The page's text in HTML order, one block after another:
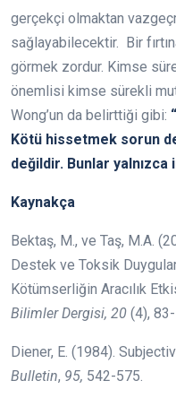
gerçekçi olmaktan
sağlayabilecektir. Bir
görmek zordur. Kimse
önemlisi kimse sürekli
Wong’un da belirttiği gibi:
Kötü hissetmek sorun
değildir. Bunlar yalnızca
Kaynakça
Bektaş, M., ve Taş, M.A.
Destek ve Toksik
Kötümserliğin Aracılık
Bilimler Dergisi, 20 (4),
Diener, E. (1984).
Bulletin, 95, 542-575.